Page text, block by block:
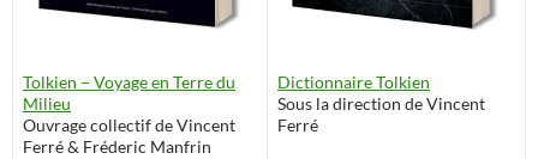
Tolkien – Voyage en Terre du
Milieu
Ouvrage collectif de Vincent
Ferré & Fréderic Manfrin
Dictionnaire Tolkien
Sous la direction de Vincent
Ferré